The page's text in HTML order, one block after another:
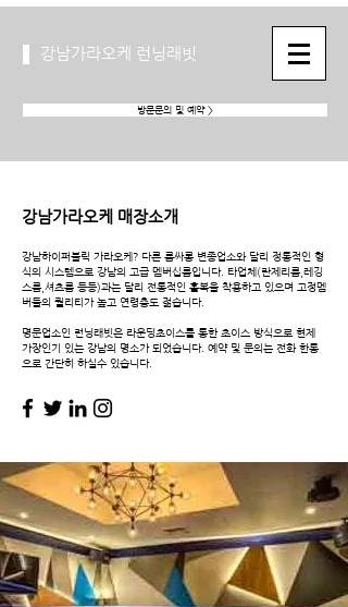
강남가라오케 런닝래빗
방문문의 및 예약 >
강남가라오케 매장소개
강남하이퍼블릭 가라오케? 다른 룸싸롱 변종업소와 달리 정통적인 형
식의 시스템으로 강남의 고급 멤버십룸입니다. 타업체(란제리룸,레깅
스룸,셔츠룸 등등)과는 달리 전통적인 홀복을 착용하고 있으며 고정멤
버들의 퀄리티가 높고 연령층도 젊습니다.
​명문업소인 런닝래빗은 라운딩초이스를 통한 초이스 방식으로 현제
가장인기 있는 강남의 명소가 되었습니다. 예약 및 문의는 전화 한통
으로 간단히 하실수 있습니다.